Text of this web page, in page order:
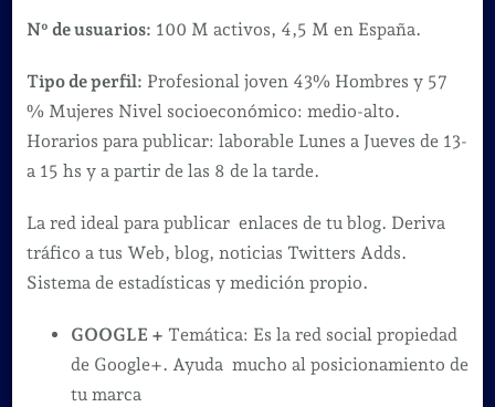
Nº de usuarios: 100 M activos, 4,5 M en España.
Tipo de perfil: Profesional joven 43% Hombres y 57
% Mujeres Nivel socioeconómico: medio-alto.
Horarios para publicar: laborable Lunes a Jueves de 13-
a 15 hs y a partir de las 8 de la tarde.
La red ideal para publicar enlaces de tu blog. Deriva
tráfico a tus Web, blog, noticias Twitters Adds.
Sistema de estadísticas y medición propio.
GOOGLE + Temática: Es la red social propiedad
de Google+. Ayuda mucho al posicionamiento de
tu marca